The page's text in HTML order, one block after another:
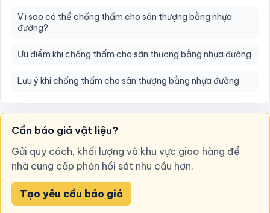
Vì sao có thể chống thấm cho sân thượng bằng nhựa
đường?
Ưu điểm khi chống thấm cho sân thượng bằng nhựa đường
Lưu ý khi chống thấm cho sân thượng bằng nhựa đường
Cần báo giá vật liệu?
Gửi quy cách, khối lượng và khu vực giao hàng để
nhà cung cấp phản hồi sát nhu cầu hơn.
Tạo yêu cầu báo giá